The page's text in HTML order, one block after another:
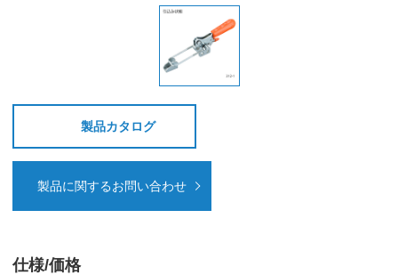
製品カタログ
製品に関するお問い合わせ
仕様/価格